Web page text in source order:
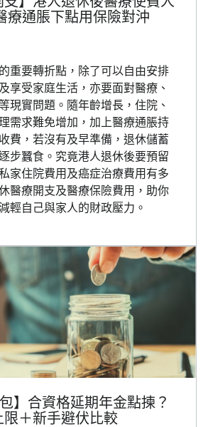
療通脹下點用保險對沖
重要轉折點，除了可以自由安排
享受家庭生活，亦要面對醫療、
現實問題。隨年齡增長，住院、
需求難免增加，加上醫療通脹持
費，若沒有及早準備，退休儲蓄
步蠶食。究竟港人退休後要預留
家住院費用及癌症治療費用有多
醫療開支及醫療保險費用，助你
輕自己與家人的財政壓力。
包】合資格延期年金點揀？
限＋新手避伏比較